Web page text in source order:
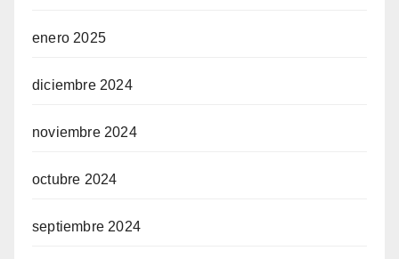
enero 2025
diciembre 2024
noviembre 2024
octubre 2024
septiembre 2024